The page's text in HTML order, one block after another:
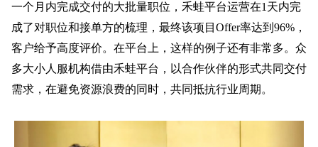
一个月内完成交付的大批量职位，禾蛙平台运营在1天内完
成了对职位和接单方的梳理，最终该项目Offer率达到96%，
客户给予高度评价。在平台上，这样的例子还有非常多。众
多大小人服机构借由禾蛙平台，以合作伙伴的形式共同交付
需求，在避免资源浪费的同时，共同抵抗行业周期。